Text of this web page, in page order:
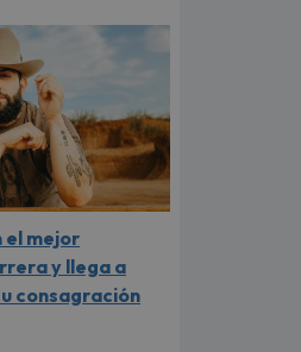
el mejor
y llega a
consagración